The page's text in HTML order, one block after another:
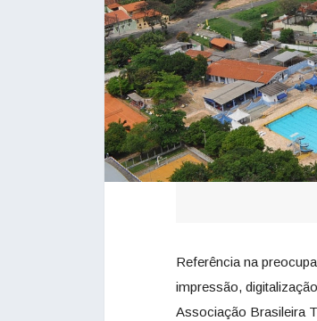
Referência na
impressão,
Associação Brasileira